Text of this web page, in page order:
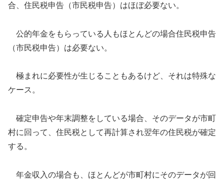
合、住民税申告（市民税申告）はほぼ必要ない。
公的年金をもらっている人もほとんどの場合住民税申告
（市民税申告）は必要ない。
極まれに必要性が生じることもあるけど、それは特殊な
ケース。
確定申告や年末調整をしている場合、そのデータが市町
村に回って、住民税として再計算され翌年の住民税が確定
する。
年金収入の場合も、ほとんどが市町村にそのデータが回